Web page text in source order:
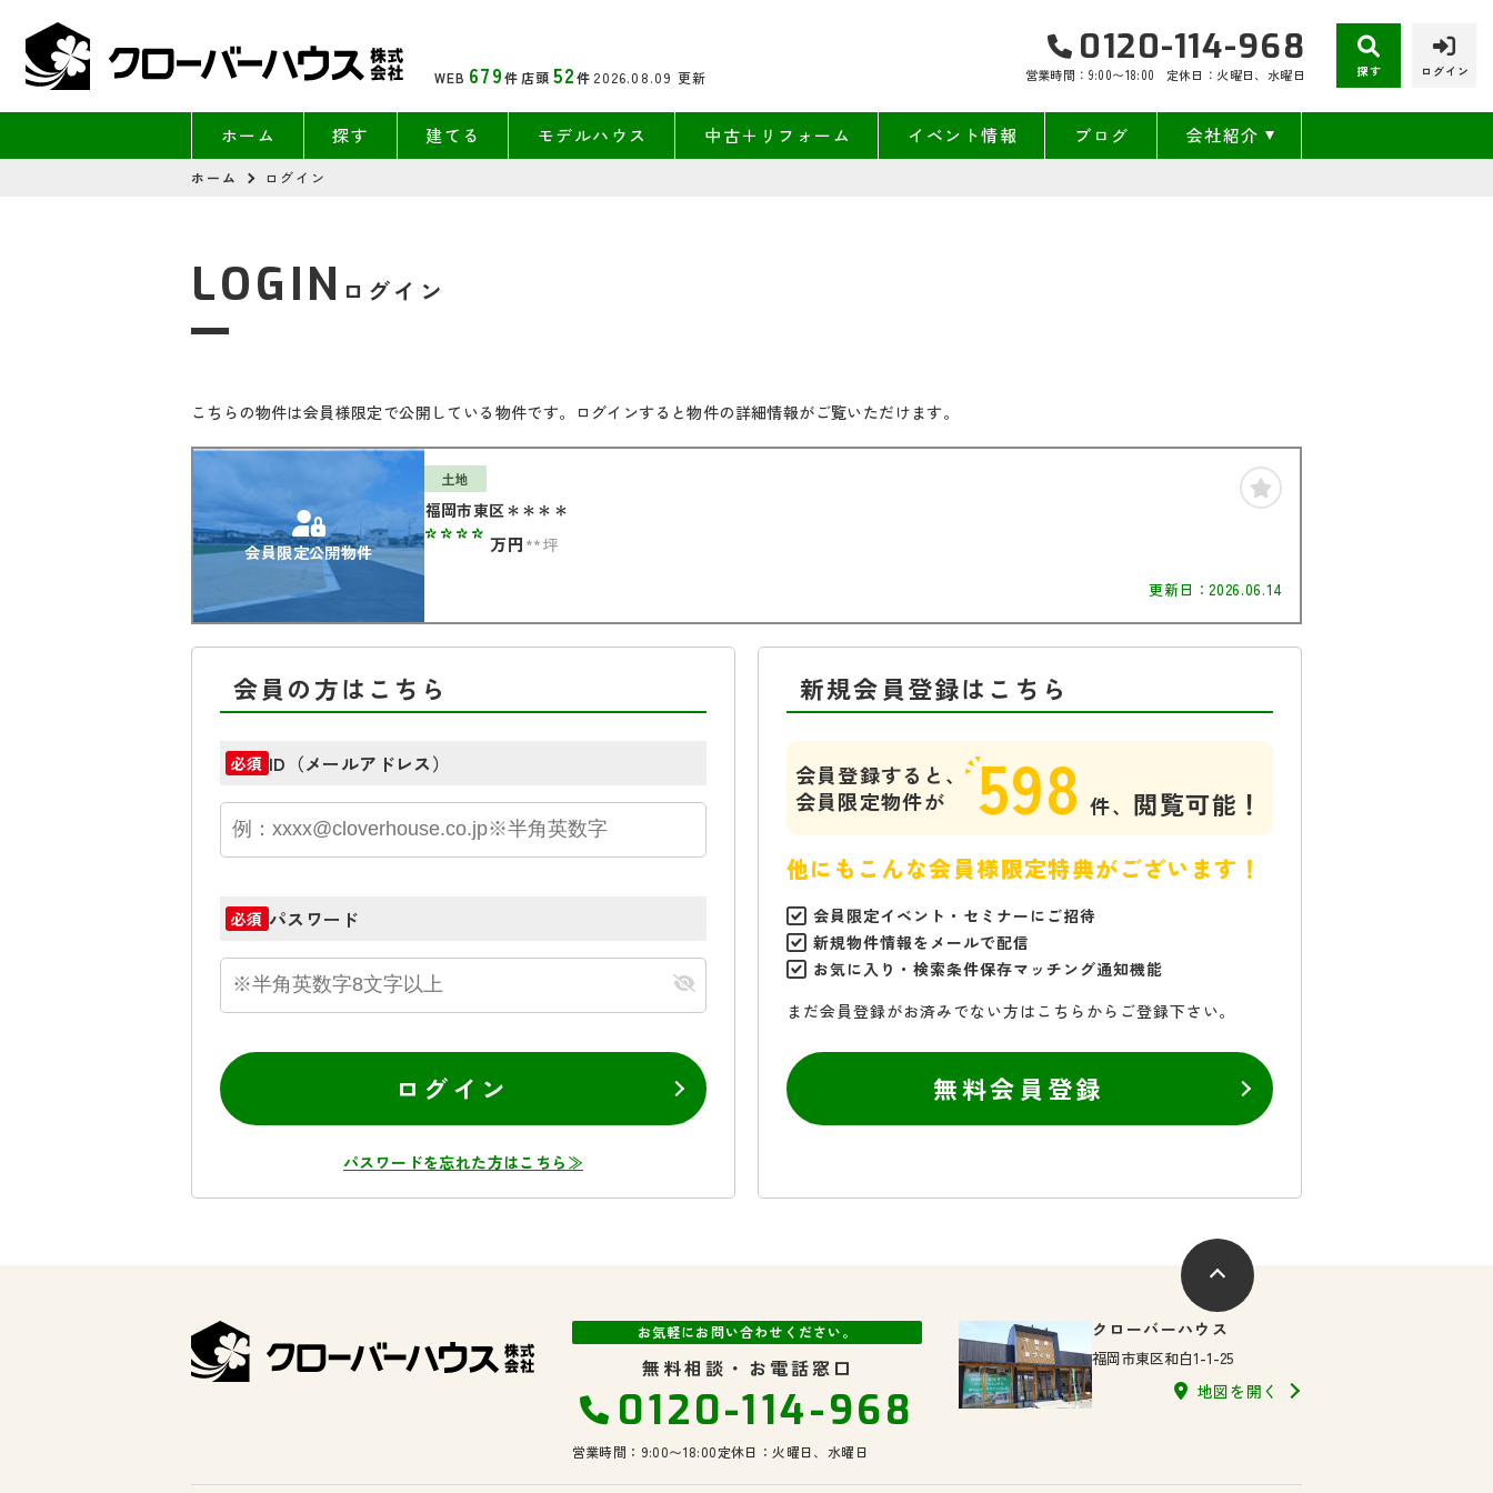
WEB 679件 店頭 52件 2026.08.09 更新
0120-114-968
営業時間：9:00〜18:00 定休日：火曜日、水曜日 探す ログイン
ホーム 探す 建てる モデルハウス 中古＋リフォーム イベント情報 ブログ 会社紹介
ホーム ログイン
ログイン
LOGIN
こちらの物件は会員様限定で公開している物件です。ログインすると物件の詳細情報がご覧いただけます。
会員限定公開物件
土地
福岡市東区＊＊＊＊
**** 万円 **坪
更新日：2026.06.14
会員の方はこちら
必須 ID（メールアドレス）
必須 パスワード
ログイン
パスワードを忘れた方はこちら≫
新規会員登録はこちら
会員登録すると、
会員限定物件が
598 件、 閲覧可能！
他にもこんな会員様限定特典がございます！
会員限定イベント・セミナーにご招待
新規物件情報をメールで配信
お気に入り・検索条件保存マッチング通知機能
まだ会員登録がお済みでない方はこちらからご登録下さい。
無料会員登録
お気軽にお問い合わせください。
無料相談・お電話窓口
0120-114-968
営業時間：9:00〜18:00定休日：火曜日、水曜日
クローバーハウス
福岡市東区和白1-1-25
地図を開く